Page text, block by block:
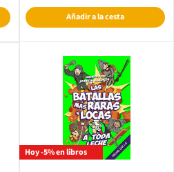
Añadir a la cesta
Hoy -5% en libros